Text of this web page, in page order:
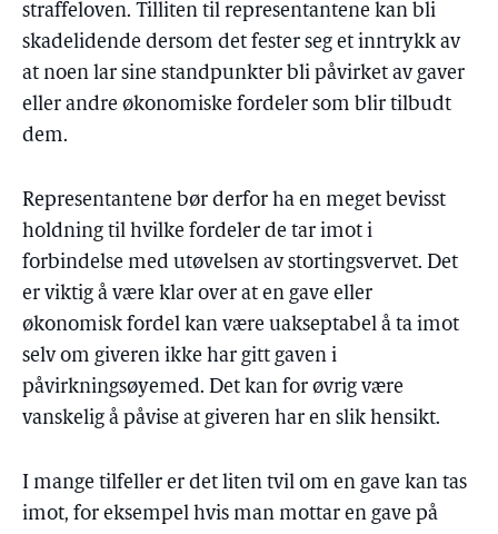
straffeloven. Tilliten til representantene kan bli
skadelidende dersom det fester seg et inntrykk av
at noen lar sine standpunkter bli påvirket av gaver
eller andre økonomiske fordeler som blir tilbudt
dem.
Representantene bør derfor ha en meget bevisst
holdning til hvilke fordeler de tar imot i
forbindelse med utøvelsen av stortingsvervet. Det
er viktig å være klar over at en gave eller
økonomisk fordel kan være uakseptabel å ta imot
selv om giveren ikke har gitt gaven i
påvirkningsøyemed. Det kan for øvrig være
vanskelig å påvise at giveren har en slik hensikt.
I mange tilfeller er det liten tvil om en gave kan tas
imot, for eksempel hvis man mottar en gave på